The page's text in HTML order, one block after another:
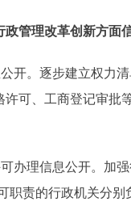
政管理改革创新方面
。逐步建立权力清
许可、工商登记审批
理信息公开。加强
职责的行政机关分别